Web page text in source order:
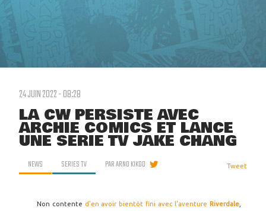
24 JUIN 2022 - 08:28
LA CW PERSISTE AVEC
ARCHIE COMICS ET LANCE
UNE SÉRIE TV JAKE CHANG
NEWS SERIES TV PARARNO KIKOO Tweet
Non contente d'en avoir bientôt fini avec l'aventure Riverdale